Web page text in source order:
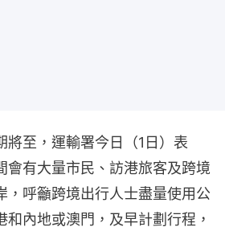
將至，運輸署今日（1日）表
會有大量市民、訪港旅客及跨境
，呼籲跨境出行人士盡量使用公
和內地或澳門，及早計劃行程，